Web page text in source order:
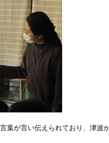
葉が言い伝えられており、津